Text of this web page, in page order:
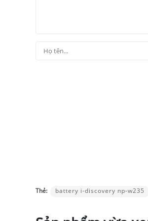
Thẻ: battery i-discovery np-w235